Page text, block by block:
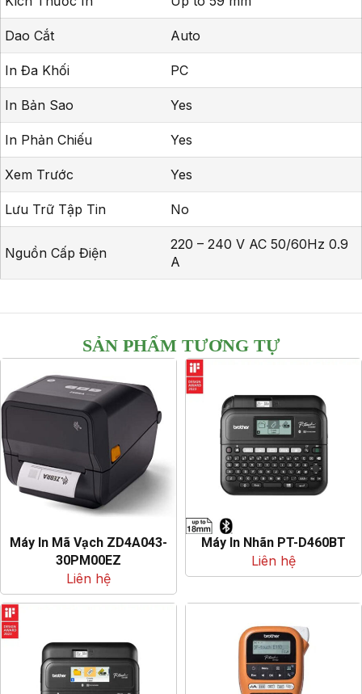
Dao Cắt Auto
In Đa Khối PC
In Bản Sao Yes
In Phản Chiếu Yes
Xem Trước Yes
Lưu Trữ Tập Tin No
Nguồn Cấp Điện
220 – 240 V AC 50/60Hz 0.9
A
SẢN PHẨM TƯƠNG TỰ
Máy In Mã Vạch ZD4A043-
30PM00EZ
Liên hệ
Máy In Nhãn PT-D460BT
Liên hệ